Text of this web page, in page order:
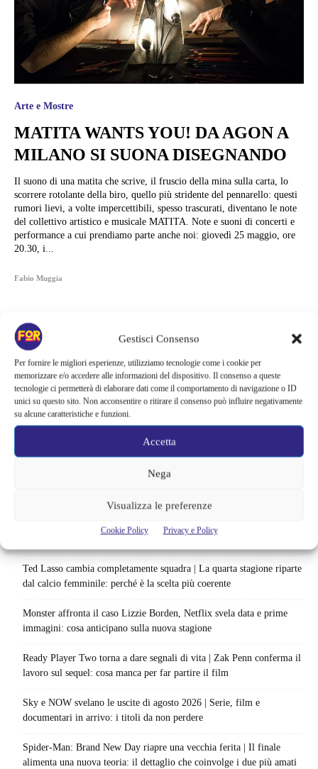
Gestisci Consenso
Per fornire le migliori esperienze, utilizziamo tecnologie come i cookie per
memorizzare e/o accedere alle informazioni del dispositivo. Il consenso a queste
tecnologie ci permetterà di elaborare dati come il comportamento di navigazione o ID
unici su questo sito. Non acconsentire o ritirare il consenso può influire negativamente
su alcune caratteristiche e funzioni.
Accetta
Nega
Visualizza le preferenze
Cookie Policy Privacy e Policy
Arte e Mostre
MATITA WANTS YOU! DA AGON A
MILANO SI SUONA DISEGNANDO
Il suono di una matita che scrive, il fruscio della mina sulla carta, lo
scorrere rotolante della biro, quello più stridente del pennarello: questi
rumori lievi, a volte impercettibili, spesso trascurati, diventano le note
del collettivo artistico e musicale MATITA. Note e suoni di concerti e
performance a cui prendiamo parte anche noi: giovedì 25 maggio, ore
20.30, i...
Fabio Muggia
Il creatore di Yellowstone firma un altro successo | La serie supera
Fallout e One Piece: il risultato è eccezionale
Ted Lasso cambia completamente squadra | La quarta stagione riparte
dal calcio femminile: perché è la scelta più coerente
Monster affronta il caso Lizzie Borden, Netflix svela data e prime
immagini: cosa anticipano sulla nuova stagione
Ready Player Two torna a dare segnali di vita | Zak Penn conferma il
lavoro sul sequel: cosa manca per far partire il film
Sky e NOW svelano le uscite di agosto 2026 | Serie, film e
documentari in arrivo: i titoli da non perdere
Spider-Man: Brand New Day riapre una vecchia ferita | Il finale
alimenta una nuova teoria: il dettaglio che coinvolge i due più amati